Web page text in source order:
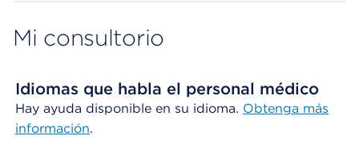
Mi consultorio
Idiomas que habla el personal médico
Hay ayuda disponible en su idioma. Obtenga más
información.